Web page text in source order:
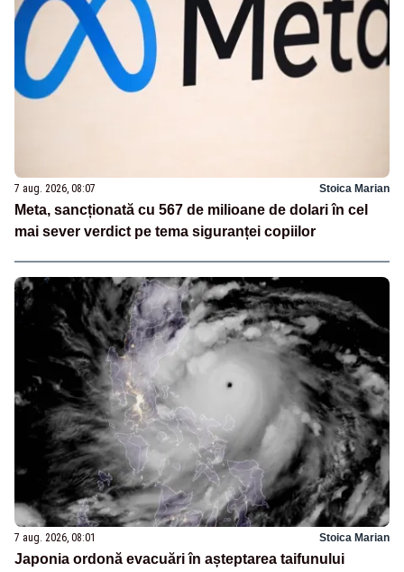
7 aug. 2026, 08:07 Stoica Marian
Meta, sancționată cu 567 de milioane de dolari în cel
mai sever verdict pe tema siguranței copiilor
7 aug. 2026, 08:01 Stoica Marian
Japonia ordonă evacuări în așteptarea taifunului